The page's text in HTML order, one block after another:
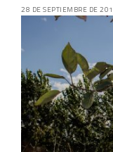
28 DE SEPTIEMBRE DE